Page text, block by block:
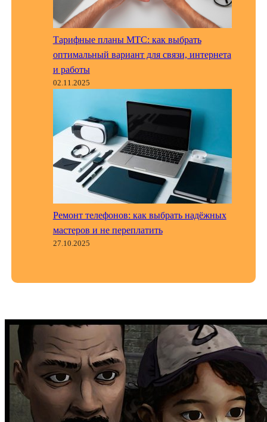
Тарифные планы МТС: как выбрать
оптимальный вариант для связи, интернета
и работы
02.11.2025
Ремонт телефонов: как выбрать надёжных
мастеров и не переплатить
27.10.2025